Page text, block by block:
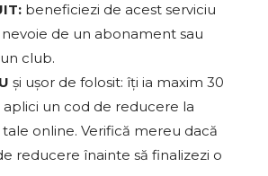
beneficiezi de acest serviciu
de un abonament sau
club.
și ușor de folosit: îți ia maxim 30
aplici un cod de reducere la
online. Verifică mereu dacă
reducere înainte să finalizezi o